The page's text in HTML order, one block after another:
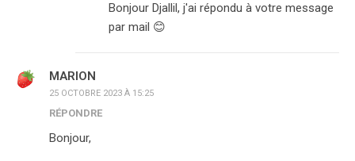
Bonjour Djallil, j'ai répondu à votre message
par mail 😊
MARION
25 OCTOBRE 2023 À 15:25
RÉPONDRE
Bonjour,